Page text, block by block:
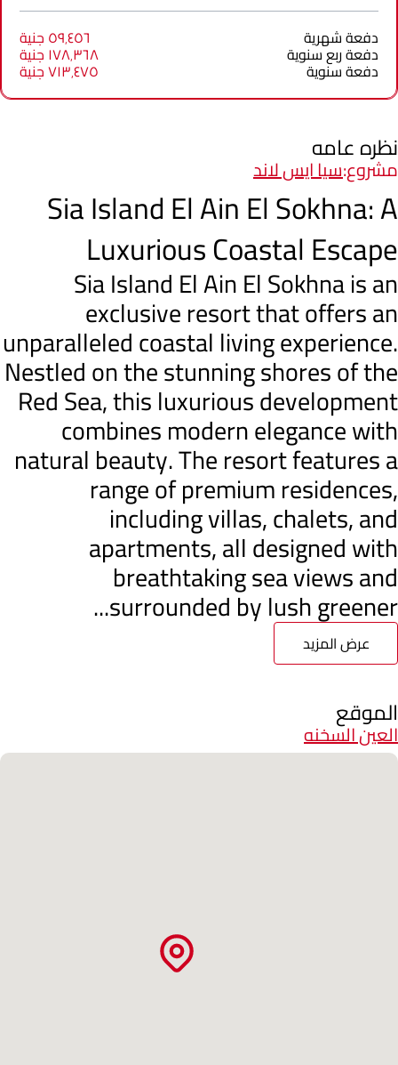
دفعة شهرية ٥٩٬٤٥٦ جنية
دفعة ربع سنوية ١٧٨٬٣٦٨ جنية
دفعة سنوية ٧١٣٬٤٧٥ جنية
نظره عامه
مشروع:سيا ايس لاند
Sia Island El Ain El Sokhna: A
Luxurious Coastal Escape
Sia Island El Ain El Sokhna is an
exclusive resort that offers an
unparalleled coastal living experience.
Nestled on the stunning shores of the
Red Sea, this luxurious development
combines modern elegance with
natural beauty. The resort features a
range of premium residences,
including villas, chalets, and
apartments, all designed with
breathtaking sea views and
surrounded by lush greener...
عرض المزيد
الموقع
العين السخنه